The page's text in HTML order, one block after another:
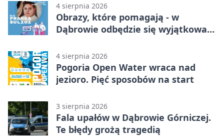
4 sierpnia 2026
Obrazy, które pomagają - w
Dąbrowie odbędzie się wyjątkowa
4 sierpnia 2026
Pogoria Open Water wraca nad
jezioro. Pięć sposobów na start
3 sierpnia 2026
Fala upałów w Dąbrowie Górniczej.
Te błędy grożą tragedią